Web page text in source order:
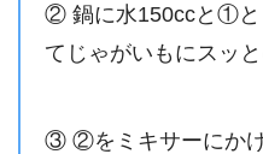
② 鍋に水150ccと①と
てじゃがいもにスッ
③ ②をミキサーにか